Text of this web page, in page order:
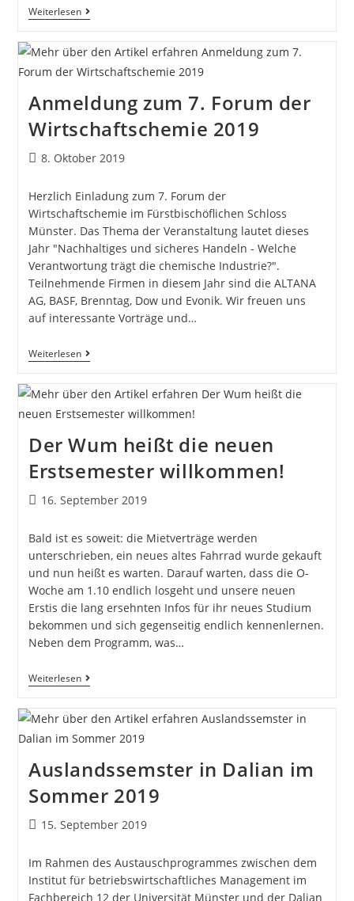
Weiterlesen
Anmeldung zum 7. Forum der
Wirtschaftschemie 2019
8. Oktober 2019
Herzlich Einladung zum 7. Forum der
Wirtschaftschemie im Fürstbischöflichen Schloss
Münster. Das Thema der Veranstaltung lautet dieses
Jahr "Nachhaltiges und sicheres Handeln - Welche
Verantwortung trägt die chemische Industrie?".
Teilnehmende Firmen in diesem Jahr sind die ALTANA
AG, BASF, Brenntag, Dow und Evonik. Wir freuen uns
auf interessante Vorträge und…
Weiterlesen
Der Wum heißt die neuen
Erstsemester willkommen!
16. September 2019
Bald ist es soweit: die Mietverträge werden
unterschrieben, ein neues altes Fahrrad wurde gekauft
und nun heißt es warten. Darauf warten, dass die O-
Woche am 1.10 endlich losgeht und unsere neuen
Erstis die lang ersehnten Infos für ihr neues Studium
bekommen und sich gegenseitig endlich kennenlernen.
Neben dem Programm, was…
Weiterlesen
Auslandssemster in Dalian im
Sommer 2019
15. September 2019
Im Rahmen des Austauschprogrammes zwischen dem
Institut für betriebswirtschaftliches Management im
Fachbereich 12 der Universität Münster und der Dalian